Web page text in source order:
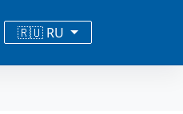
🇷🇺 RU